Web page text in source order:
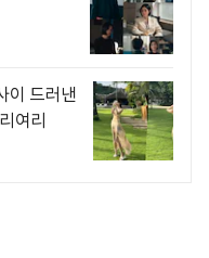
이 드러낸
여리